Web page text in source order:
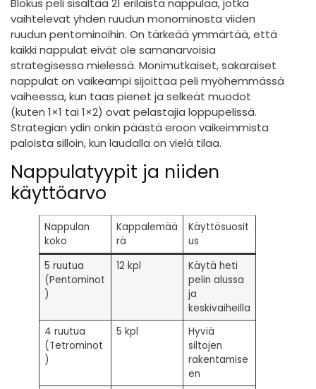
Blokus peli sisältää 21 erilaista nappulaa, jotka
vaihtelevat yhden ruudun monominosta viiden
ruudun pentominoihin. On tärkeää ymmärtää, että
kaikki nappulat eivät ole samanarvoisia
strategisessa mielessä. Monimutkaiset, sakaraiset
nappulat on vaikeampi sijoittaa peli myöhemmässä
vaiheessa, kun taas pienet ja selkeät muodot
(kuten 1×1 tai 1×2) ovat pelastajia loppupelissä.
Strategian ydin onkin päästä eroon vaikeimmista
paloista silloin, kun laudalla on vielä tilaa.
Nappulatyypit ja niiden
käyttöarvo
Nappulan
koko
Kappalemää
rä
Käyttösuosit
us
5 ruutua
(Pentominot
)
12 kpl
Käytä heti
pelin alussa
ja
keskivaiheilla
4 ruutua
(Tetrominot
)
5 kpl
Hyviä
siltojen
rakentamise
en